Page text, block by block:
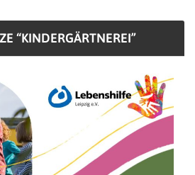
“KINDERGÄRTNEREI”